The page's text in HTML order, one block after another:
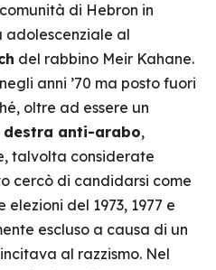
di Hebron in
adolescenziale al
del rabbino Meir Kahane.
anni ’70 ma posto fuori
oltre ad essere un
destra anti-arabo,
talvolta considerate
cercò di candidarsi come
del 1973, 1977 e
escluso a causa di un
al razzismo. Nel